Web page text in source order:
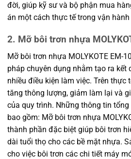
đời, giúp kỹ sư và bộ phận mua
án một cách thực tế trong vận hành
2. Mỡ bôi trơn nhựa
Mỡ bôi trơn nhựa MOLYKOTE EM-
pháp chuyên dụng nhằm tạo ra kết
nhiều điều kiện làm việc. Trên thực
tăng thông lượng, giảm làm lại và
của quy trình. Những thông tin
bao gồm: Mỡ bôi trơn nhựa
thành phần đặc biệt giúp bôi trơn
dài tuổi thọ cho các bề mặt nhựa.
cho việc bôi trơn các chi tiết máy